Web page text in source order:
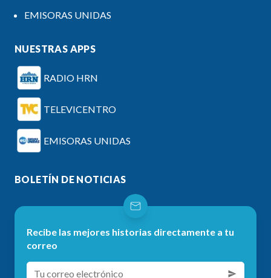
EMISORAS UNIDAS
NUESTRAS APPS
RADIO HRN
TELEVICENTRO
EMISORAS UNIDAS
BOLETÍN DE NOTICIAS
Recibe las mejores historias directamente a tu
correo